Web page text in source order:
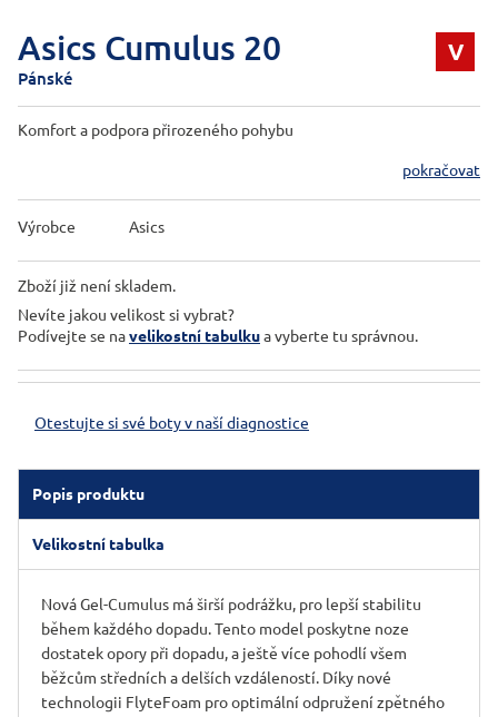
Asics Cumulus 20 V
Pánské
Komfort a podpora přirozeného pohybu
pokračovat
Výrobce Asics
Zboží již není skladem.
Nevíte jakou velikost si vybrat?
Podívejte se navelikostní tabulkua vyberte tu správnou.
Otestujte si své boty v naší diagnostice
Popis produktu
Velikostní tabulka
Nová Gel-Cumulus má širší podrážku, pro lepší stabilitu
během každého dopadu. Tento model poskytne noze
dostatek opory při dopadu, a ještě více pohodlí všem
běžcům středních a delších vzdáleností. Díky nové
technologii FlyteFoam pro optimální odpružení zpětného